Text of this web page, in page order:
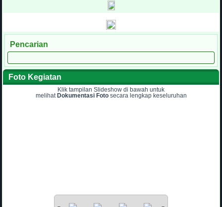
Pencarian
Foto Kegiatan
Klik tampilan Slideshow di bawah untuk
melihat Dokumentasi Fotosecara lengkap keseluruhan